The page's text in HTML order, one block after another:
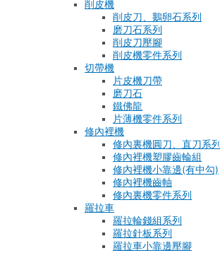
削皮機
削皮刀、鵝卵石系列
磨刀石系列
削皮刀壓腳
削皮機零件系列
切帶機
片皮機刀帶
磨刀石
鐵佛龍
片薄機零件系列
修內裡機
修內裏機圓刀、直刀系列
修內裡機塑膠齒輪組
修內裡機小靠邊(有中勾)
修內裡機齒軸
修內裏機零件系列
羅拉車
羅拉輪錢組系列
羅拉針板系列
羅拉車小靠邊壓腳